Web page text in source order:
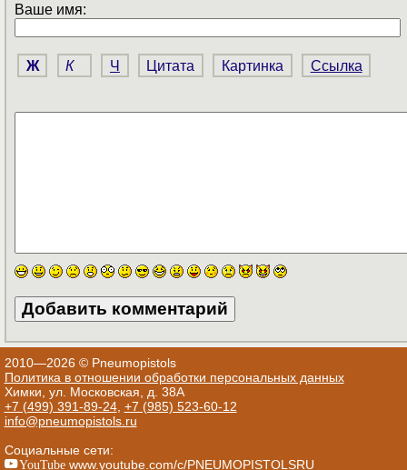
Ваше имя:
Ж К Ч Цитата Картинка Ссылка
2010—2026 © Pneumopistols
Политика в отношении обработки персональных данных
Химки, ул. Московская, д. 38А
+7 (499) 391-89-24, +7 (985) 523-60-12
info@pneumopistols.ru
Социальные сети:
YouTube www.youtube.com/c/PNEUMOPISTOLSRU